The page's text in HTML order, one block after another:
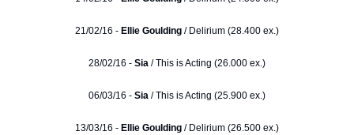
21/02/16 - Ellie Goulding / Delirium (28.400 ex.)
28/02/16 - Sia / This is Acting (26.000 ex.)
06/03/16 - Sia / This is Acting (25.900 ex.)
13/03/16 - Ellie Goulding / Delirium (26.500 ex.)